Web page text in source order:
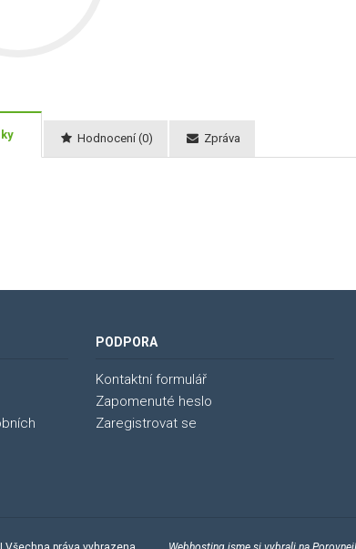
Hodnocení (0) Zpráva
PODPORA
Kontaktní formulář
Zapomenuté heslo
Zaregistrovat se